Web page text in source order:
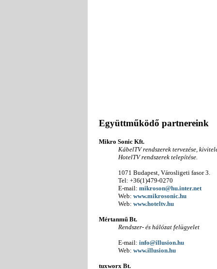
Együttműködő partnereink
Mikro Sonic Kft.
KábelTV rendszerek tervezése,
HotelTV rendszerek telepítése.
1071 Budapest, Városligeti fasor 3.
Tel: +36(1)479-0270
E-mail: mikroson@hu.inter.net
Web: www.mikrosonic.hu
Web: www.hoteltv.hu
Mértanmű Bt.
Rendszer- és hálózat felügyelet
E-mail: info@illusion.hu
Web: www.illusion.hu
tuxworx Bt.